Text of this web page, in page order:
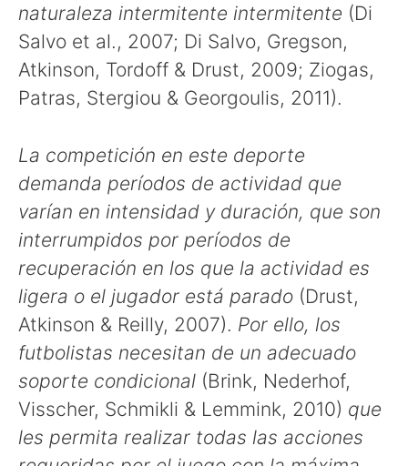
naturaleza intermitente intermitente (Di
Salvo et al., 2007; Di Salvo, Gregson,
Atkinson, Tordoff & Drust, 2009; Ziogas,
Patras, Stergiou & Georgoulis, 2011).
La competición en este deporte
demanda períodos de actividad que
varían en intensidad y duración, que son
interrumpidos por períodos de
recuperación en los que la actividad es
ligera o el jugador está parado (Drust,
Atkinson & Reilly, 2007). Por ello, los
futbolistas necesitan de un adecuado
soporte condicional (Brink, Nederhof,
Visscher, Schmikli & Lemmink, 2010) que
les permita realizar todas las acciones